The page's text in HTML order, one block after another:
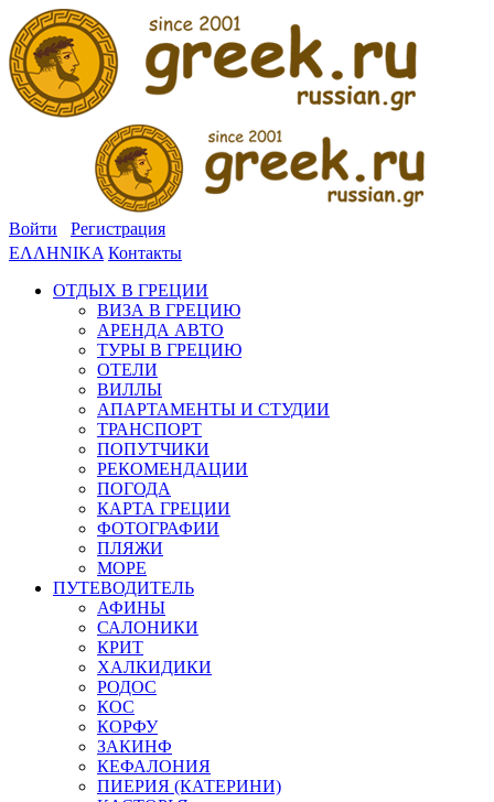
Войти
Регистрация
ΕΛΛΗΝΙΚΑ Контакты
ОТДЫХ В ГРЕЦИИ
ВИЗА В ГРЕЦИЮ
АРЕНДА АВТО
ТУРЫ В ГРЕЦИЮ
ОТЕЛИ
ВИЛЛЫ
АПАРТАМЕНТЫ И СТУДИИ
ТРАНСПОРТ
ПОПУТЧИКИ
РЕКОМЕНДАЦИИ
ПОГОДА
КАРТА ГРЕЦИИ
ФОТОГРАФИИ
ПЛЯЖИ
МОРЕ
ПУТЕВОДИТЕЛЬ
АФИНЫ
САЛОНИКИ
КРИТ
ХАЛКИДИКИ
РОДОС
КОС
КОРФУ
ЗАКИНФ
КЕФАЛОНИЯ
ПИЕРИЯ (КАТЕРИНИ)